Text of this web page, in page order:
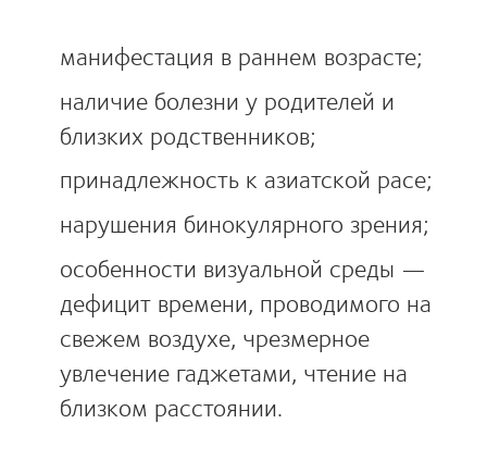
манифестация в раннем возрасте;
наличие болезни у родителей и
близких родственников;
принадлежность к азиатской расе;
нарушения бинокулярного зрения;
особенности визуальной среды —
дефицит времени, проводимого на
свежем воздухе, чрезмерное
увлечение гаджетами, чтение на
близком расстоянии.